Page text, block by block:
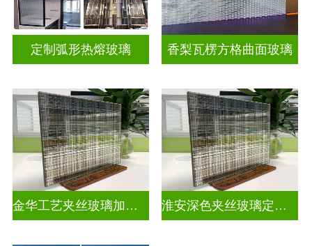
定制弧形热熔玻璃 香梨瓦楞方格曲面玻璃
金华工艺夹丝玻璃加工厂家 淮安深色夹丝玻璃定做厂家